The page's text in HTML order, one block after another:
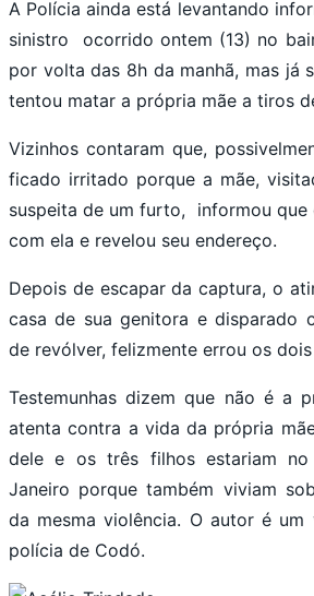
A Polícia ainda está levantando
sinistro ocorrido ontem (13) no
por volta das 8h da manhã, mas já
tentou matar a própria mãe a tiros
Vizinhos contaram que,
ficado irritado porque a mãe,
suspeita de um furto, informou que
com ela e revelou seu endereço.
Depois de escapar da captura, o
casa de sua genitora e disparado
de revólver, felizmente errou os
Testemunhas dizem que não é a
atenta contra a vida da própria
dele e os três filhos estariam
Janeiro porque também viviam
da mesma violência. O autor é um
polícia de Codó.